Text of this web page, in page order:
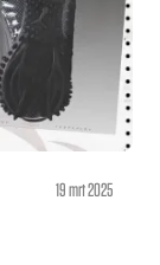
19 mrt 2025